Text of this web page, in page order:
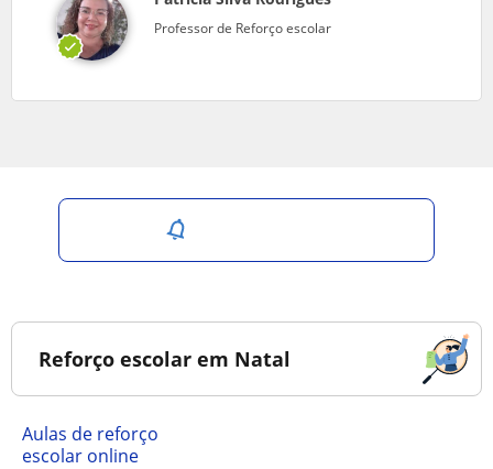
Professor de Reforço escolar
Reforço escolar em Natal
Aulas de reforço
escolar online